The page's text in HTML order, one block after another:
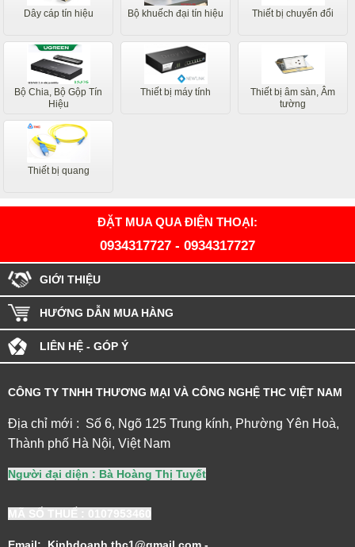
Dây cáp tín hiệu Bộ khuếch đại tín hiệu Thiết bị chuyển đổi
Bộ Chia, Bộ Gộp Tín
Hiệu
Thiết bị máy tính
Thiết bị âm sàn, Âm
tường
Thiết bị quang
ĐẶT MUA QUA ĐIỆN THOẠI:
0934317727 - 0934317727
GIỚI THIỆU
HƯỚNG DẪN MUA HÀNG
LIÊN HỆ - GÓP Ý
CÔNG TY TNHH THƯƠNG MẠI VÀ CÔNG NGHỆ THC VIỆT NAM
Địa chỉ mới : Số 6, Ngõ 125 Trung kính, Phường Yên Hoà,
Thành phố Hà Nội, Việt Nam
Người đại diện : Bà Hoàng Thị Tuyết
MÃ SỐ THUẾ : 0107953460